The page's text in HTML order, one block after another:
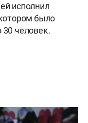
исполнил
было
30 человек.